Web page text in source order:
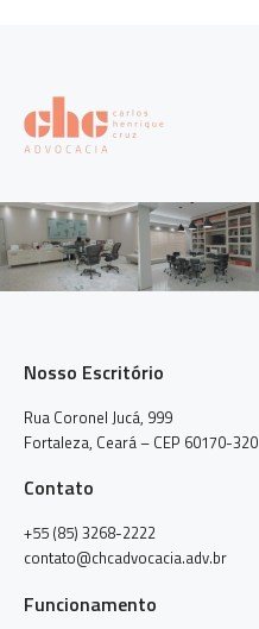
Nosso Escritório
Rua Coronel Jucá, 999
Fortaleza, Ceará – CEP 60170-320
Contato
+55 (85) 3268-2222
contato@chcadvocacia.adv.br
Funcionamento